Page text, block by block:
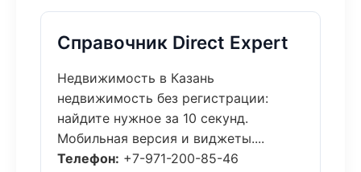
Справочник Direct Expert
Недвижимость в Казань
недвижимость без регистрации:
найдите нужное за 10 секунд.
Мобильная версия и виджеты....
Телефон: +7-971-200-85-46